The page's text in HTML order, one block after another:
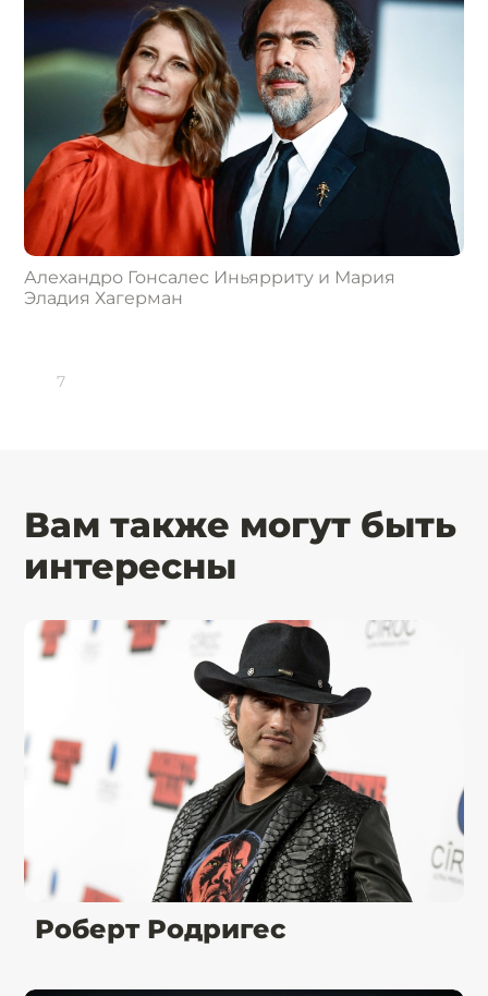
Алехандро Гонсалес Иньярриту и Мария
Эладия Хагерман
7
Вам также могут быть
интересны
Роберт Родригес